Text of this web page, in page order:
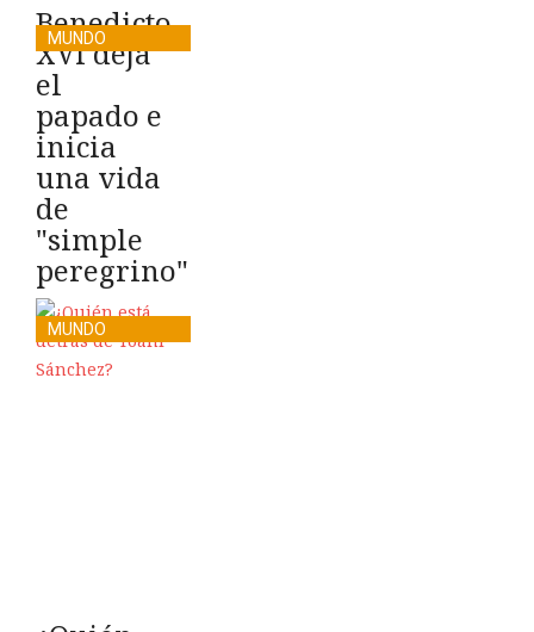
Benedicto
XVI deja
el
papado e
inicia
una vida
de
"simple
peregrino"
MUNDO
MUNDO